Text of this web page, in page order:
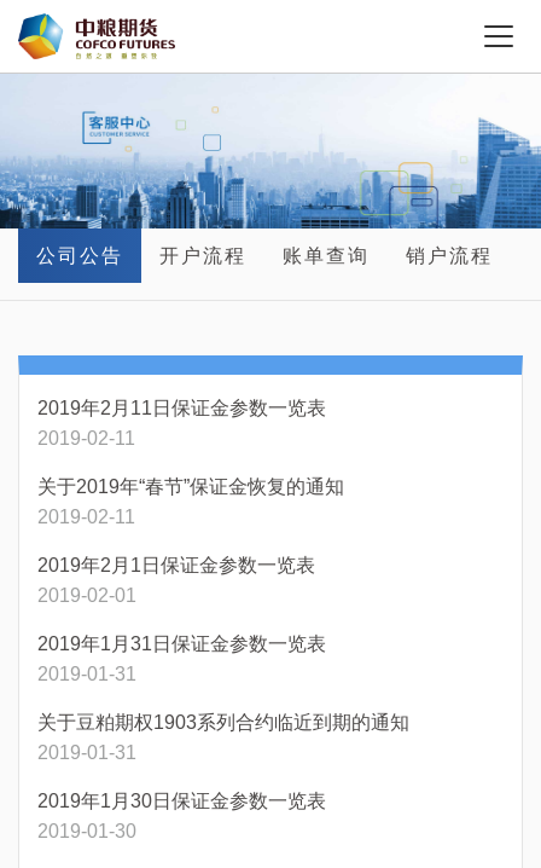
公司公告 开户流程 账单查询 销户流程
2019年2月11日保证金参数一览表
2019-02-11
关于2019年“春节”保证金恢复的通知
2019-02-11
2019年2月1日保证金参数一览表
2019-02-01
2019年1月31日保证金参数一览表
2019-01-31
关于豆粕期权1903系列合约临近到期的通知
2019-01-31
2019年1月30日保证金参数一览表
2019-01-30